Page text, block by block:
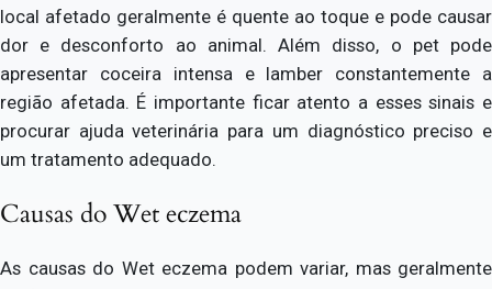
local afetado geralmente é quente ao toque e pode causar
dor e desconforto ao animal. Além disso, o pet pode
apresentar coceira intensa e lamber constantemente a
região afetada. É importante ficar atento a esses sinais e
procurar ajuda veterinária para um diagnóstico preciso e
um tratamento adequado.
Causas do Wet eczema
As causas do Wet eczema podem variar, mas geralmente